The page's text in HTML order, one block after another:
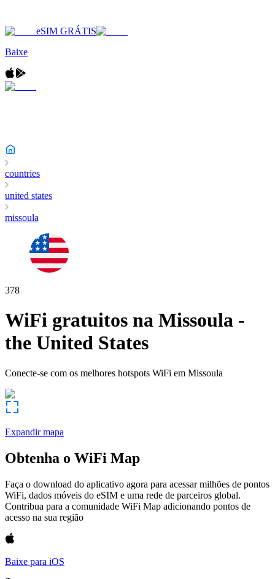
eSIM GRÁTIS
Baixe
countries
united states
missoula
378
WiFi gratuitos na Missoula -
the United States
Conecte-se com os melhores hotspots WiFi em Missoula
Expandir mapa
Obtenha o WiFi Map
Faça o download do aplicativo agora para acessar milhões de pontos
WiFi, dados móveis do eSIM e uma rede de parceiros global.
Contribua para a comunidade WiFi Map adicionando pontos de
acesso na sua região
Baixe para iOS